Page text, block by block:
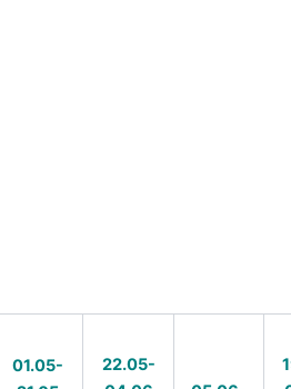
01.05-
22.05-